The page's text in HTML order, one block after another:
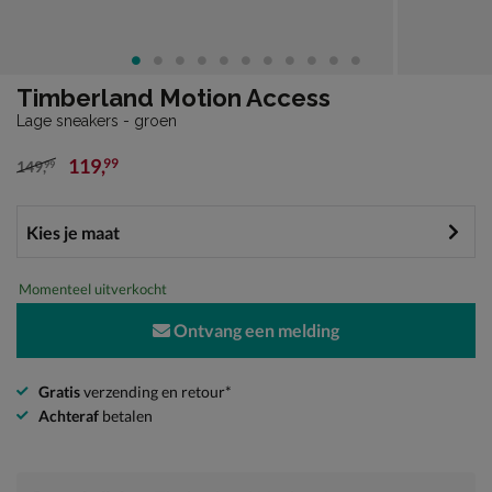
Timberland Motion Access
Lage sneakers - groen
van € 149,99 voor € 119,99
149,99 119,99
Momenteel uitverkocht
Ontvang een melding
Gratisverzending en retour*
Achteraf betalen